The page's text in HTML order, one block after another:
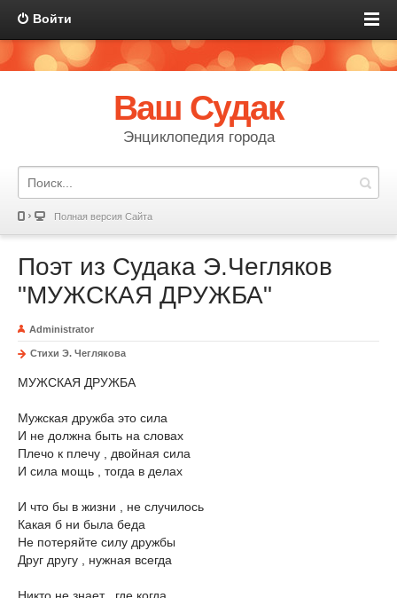
Войти
Ваш Судак
Энциклопедия города
Полная версия Сайта
Поэт из Судака Э.Чегляков
"МУЖСКАЯ ДРУЖБА"
Administrator
Стихи Э. Чеглякова
МУЖСКАЯ ДРУЖБА
Мужская дружба это сила
И не должна быть на словах
Плечо к плечу , двойная сила
И сила мощь , тогда в делах
И что бы в жизни , не случилось
Какая б ни была беда
Не потеряйте силу дружбы
Друг другу , нужная всегда